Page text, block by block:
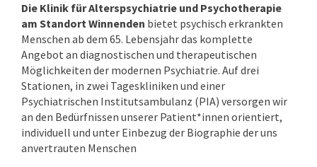
Die Klinik für Alterspsychiatrie und Psychotherapie
am Standort Winnenden bietet psychisch erkrankten
Menschen ab dem 65. Lebensjahr das komplette
Angebot an diagnostischen und therapeutischen
Möglichkeiten der modernen Psychiatrie. Auf drei
Stationen, in zwei Tageskliniken und einer
Psychiatrischen Institutsambulanz (PIA) versorgen wir
an den Bedürfnissen unserer Patient*innen orientiert,
individuell und unter Einbezug der Biographie der uns
anvertrauten Menschen